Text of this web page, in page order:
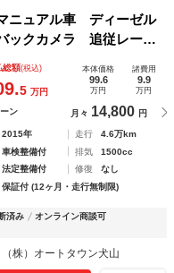
ュアル車 ディーゼル
クカメラ 追従レーダ
減システム オートライ
ハーフレザーシート
総額(税込)
5 万円
本体価格
99.6
万円
諸費用
9.9
万円
ン 月々 14,800 円
2015年 走行
4.6万km
車検整備付 排気
1500cc
法定整備付 修復
なし
保証付 (12ヶ月・走行無制限)
済み
オンライン商談可
株）オートタウン犬山